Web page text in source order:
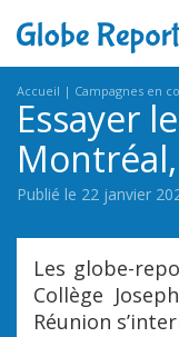
Accueil Campagnes en
Essayer
Montréal,
Publié le 22 janvier
Les globe-
Collège
Réunion